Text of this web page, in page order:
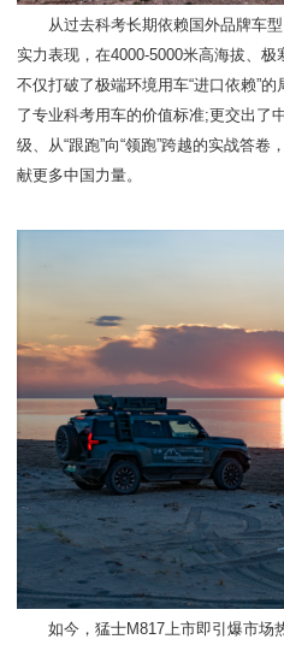
从过去科考长期依赖国外品牌车型
实力表现，在4000-5000米高海拔、极
不仅打破了极端环境用车“进口依赖”
了专业科考用车的价值标准;更交出了
级、从“跟跑”向“领跑”跨越的实战答
献更多中国力量。
如今，猛士M817上市即引爆市场